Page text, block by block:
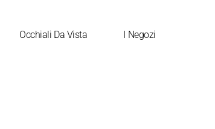
Occhiali Da Vista I Negozi